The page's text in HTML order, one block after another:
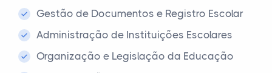
Gestão de Documentos e Registro Escolar
Administração de Instituições Escolares
Organização e Legislação da Educação